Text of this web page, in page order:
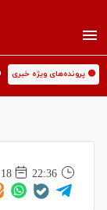
🟡 پرونده‌های ویژه خبری
22:36
18 خرداد 1404